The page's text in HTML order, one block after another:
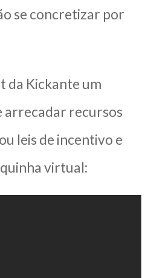
se concretizar por
da Kickante um
arrecadar recursos
leis de incentivo e
virtual: